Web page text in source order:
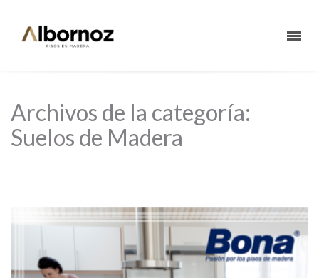
Archivos de la categoría:
Suelos de Madera